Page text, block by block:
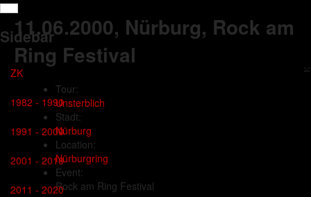
Sidebar
×
ZK
1982 - 1990
1991 - 2000
2001 - 2010
2011 - 2020
11.06.2000, Nürburg, Rock am
Ring Festival
Tour:
Unsterblich
Stadt:
Nürburg
Location:
Nürburgring
Event:
Rock am Ring Festival